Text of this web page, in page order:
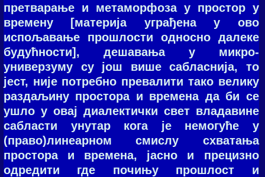
претварање и метаморфоза у простор у
времену [материја уграђена у ово
испољавање прошлости односно далеке
будућности], дешавања у микро-
универзуму су још више сабласнија, то
јест, није потребно превалити тако велику
раздаљину простора и времена да би се
ушло у овај диалектички свет владавине
сабласти унутар кога је немогуће у
(право)линеарном смислу схватања
простора и времена, јасно и прецизно
одредити где почињу прошлост и